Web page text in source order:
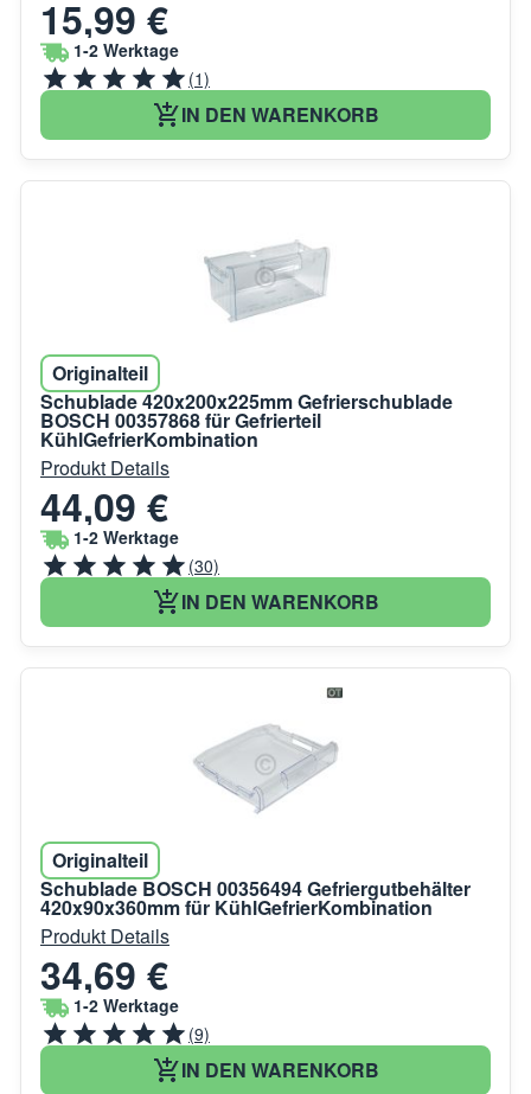
15,99 €
1-2 Werktage
(1)
IN DEN WARENKORB
Originalteil
Schublade 420x200x225mm Gefrierschublade
BOSCH 00357868 für Gefrierteil
KühlGefrierKombination
Produkt Details
44,09 €
1-2 Werktage
(30)
IN DEN WARENKORB
Originalteil
Schublade BOSCH 00356494 Gefriergutbehälter
420x90x360mm für KühlGefrierKombination
Produkt Details
34,69 €
1-2 Werktage
(9)
IN DEN WARENKORB